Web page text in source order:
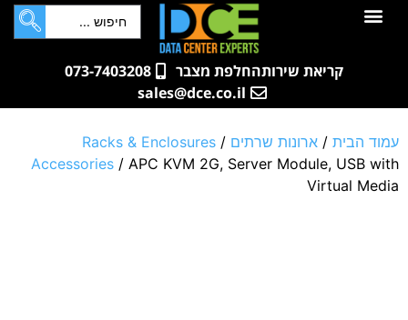
לתוכן
קריאת שירותהחלפת מצבר
073-7403208
sales@dce.co.il
עמוד הבית / ארונות שרתים /
Racks & Enclosures
Accessories / APC KVM 2G, Server Module, USB with
Virtual Media